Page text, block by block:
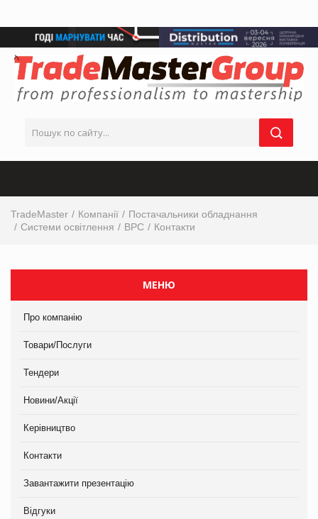
TradeMaster Компанії
Постачальники обладнання
Системи освітлення
ВРС Контакти
МЕНЮ
Про компанію
Товари/Послуги
Тендери
Новини/Акції
Керівництво
Контакти
Завантажити презентацію
Відгуки